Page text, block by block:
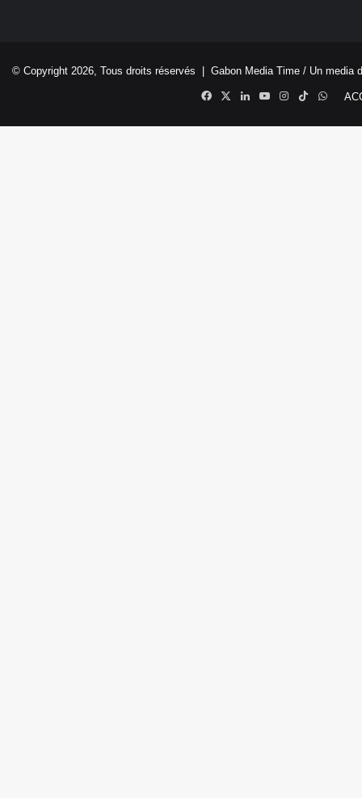
© Copyright 2026, Tous droits réservés | Gabon Media Time / Un media
Facebook
X LinkedinYouTubeInstagram
TikTok